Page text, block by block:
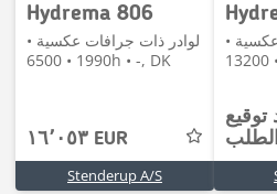
Hydrema 806
لوادر ذات جرافات عكسية •
1990 • 6500h • -, DK
١٦٬٠٥٣ EUR
Stenderup A/S
•
توقيع
الطلب